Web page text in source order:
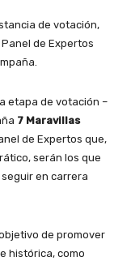
de votación,
de Expertos
etapa de votación –
7 Maravillas
de Expertos que,
serán los que
en carrera
de promover
histórica, como